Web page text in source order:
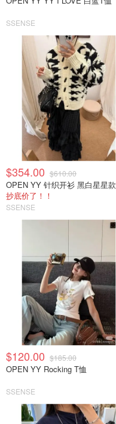
SSENSE
$354.00 $610.00
OPEN YY 针织开衫 黑白星星款
抄底价了！！
SSENSE
$120.00 $185.00
OPEN YY Rocking T恤
SSENSE